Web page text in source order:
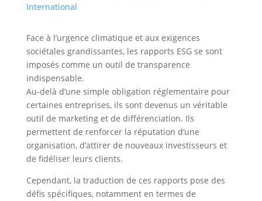
International
Face à l’urgence climatique et aux exigences
sociétales grandissantes, les rapports ESG se sont
imposés comme un outil de transparence
indispensable.
Au-delà d’une simple obligation réglementaire pour
certaines entreprises, ils sont devenus un véritable
outil de marketing et de différenciation. Ils
permettent de renforcer la réputation d’une
organisation, d’attirer de nouveaux investisseurs et
de fidéliser leurs clients.
Cependant, la traduction de ces rapports pose des
défis spécifiques, notamment en termes de